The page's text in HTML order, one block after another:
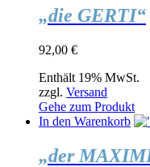
„die GERTI“
92,00 €
Enthält 19% MwSt.
zzgl. Versand
Gehe zum Produkt
In den Warenkorb
„der